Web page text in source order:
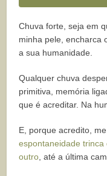
Chuva forte, seja em
minha pele, encharca
a sua humanidade.
Qualquer chuva
primitiva, memória
que é acreditar. Na
E, porque acredito,
espontaneidade
outro , até a última